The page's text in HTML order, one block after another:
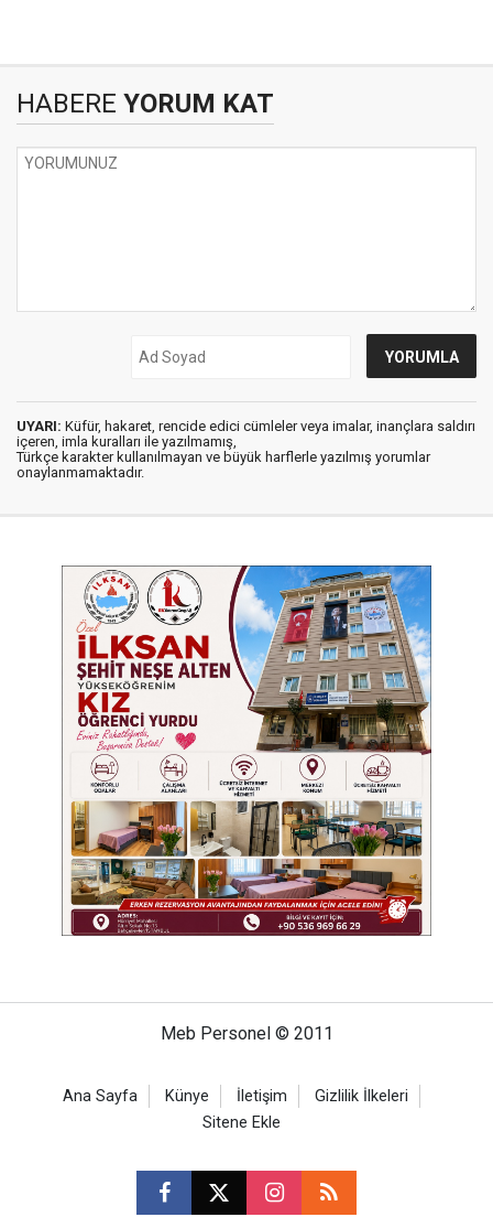
HABERE YORUM KAT
UYARI: Küfür, hakaret, rencide edici cümleler veya imalar, inançlara saldırı
içeren, imla kuralları ile yazılmamış,
Türkçe karakter kullanılmayan ve büyük harflerle yazılmış yorumlar
onaylanmamaktadır.
Meb Personel © 2011
Ana Sayfa Künye İletişim
Gizlilik İlkeleri
Sitene Ekle